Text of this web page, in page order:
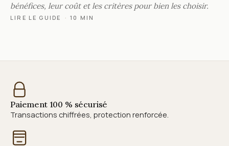
bénéfices, leur coût et les critères pour bien les choisir.
LIRE LE GUIDE · 10 MIN
Paiement 100 % sécurisé
Transactions chiffrées, protection renforcée.